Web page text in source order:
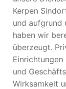
Kerpen
und aufgrund
haben wir
überzeugt.
und
Wirksamkeit